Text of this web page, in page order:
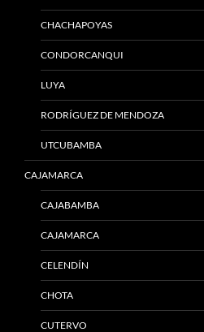
CHACHAPOYAS
CONDORCANQUI
LUYA
RODRÍGUEZ DE MENDOZA
UTCUBAMBA
CAJAMARCA
CAJABAMBA
CAJAMARCA
CELENDÍN
CHOTA
CUTERVO